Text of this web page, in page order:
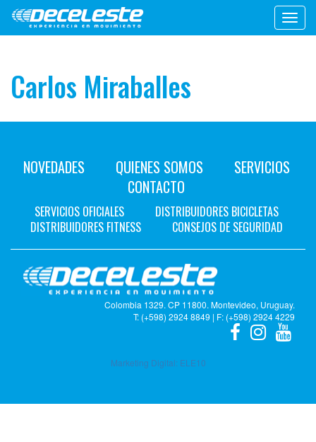
Carlos Miraballes
NOVEDADES QUIENES SOMOS
SERVICIOS
CONTACTO
SERVICIOS OFICIALES
DISTRIBUIDORES BICICLETAS
DISTRIBUIDORES FITNESS
CONSEJOS DE SEGURIDAD
Colombia 1329. CP 11800. Montevideo, Uruguay.
T: (+598) 2924 8849 | F: (+598) 2924 4229
Marketing Digital: ELE10